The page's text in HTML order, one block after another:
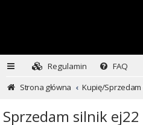
Regulamin
FAQ
Strona główna
Sprzedam silnik ej22